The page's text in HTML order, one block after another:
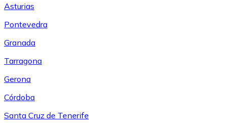
Asturias
Pontevedra
Granada
Tarragona
Gerona
Córdoba
Santa Cruz de Tenerife